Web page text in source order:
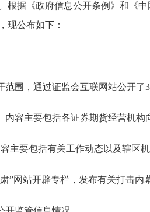
根据《政府信息公开条例》和 《
现公布如下：
范围，通过证监会互联网站公开了
内容主要包括各证券期货经营机构
主要包括有关工作动态以及辖区机
”网站开辟专栏，发布有关打击